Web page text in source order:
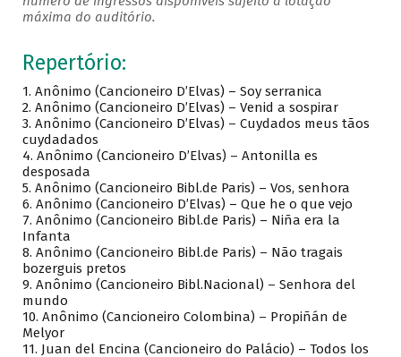
máxima do auditório.
Repertório:
1. Anônimo (Cancioneiro D’Elvas) – Soy serranica
2. Anônimo (Cancioneiro D’Elvas) – Venid a sospirar
3. Anônimo (Cancioneiro D’Elvas) – Cuydados meus tãos
cuydadados
4. Anônimo (Cancioneiro D’Elvas) – Antonilla es
desposada
5. Anônimo (Cancioneiro Bibl.de Paris) – Vos, senhora
6. Anônimo (Cancioneiro D’Elvas) – Que he o que vejo
7. Anônimo (Cancioneiro Bibl.de Paris) – Niña era la
Infanta
8. Anônimo (Cancioneiro Bibl.de Paris) – Não tragais
bozerguis pretos
9. Anônimo (Cancioneiro Bibl.Nacional) – Senhora del
mundo
10. Anônimo (Cancioneiro Colombina) – Propiñán de
Melyor
11. Juan del Encina (Cancioneiro do Palácio) – Todos los